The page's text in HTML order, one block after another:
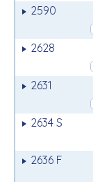
2590
2628
2631
2634 S
2636 F